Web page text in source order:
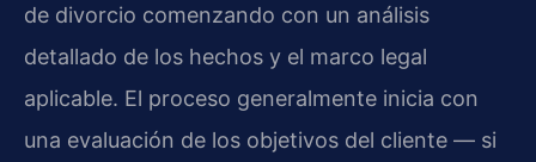
de divorcio comenzando con un análisis
detallado de los hechos y el marco legal
aplicable. El proceso generalmente inicia con
una evaluación de los objetivos del cliente — si